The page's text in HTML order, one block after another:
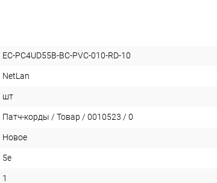
EC-PC4UD55B-BC-PVC-010-RD-10
NetLan
шт
Патч-корды / Товар / 0010523 / 0
Новое
5e
1